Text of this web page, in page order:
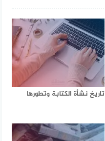
تاريخ نشأة الكتابة وتطورها